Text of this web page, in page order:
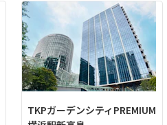
TKPガーデンシティPREMIUM